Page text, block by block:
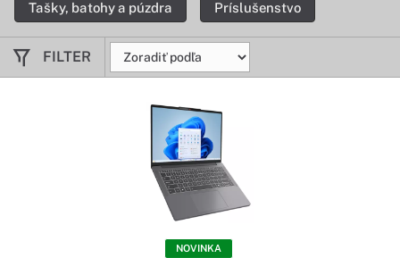
notebookov ThinkPad poskytujú zvýšený komfort a
Notebooky Lenovo IdeaPad
Funkčný, zábavný a štýlový
Notebooky IdeaPad sa dodávajú v rôznych vyhotoveniach – od
základných notebookov pre nových používateľov až po
vysokovýkonné herné notebooky dopĺňajúce náš rad
inovatívnych konvertibilných zariadení Yoga.
Notebooky Lenovo YOGA
Tašky, batohy a púzdra Príslušenstvo
FILTER
NOVINKA